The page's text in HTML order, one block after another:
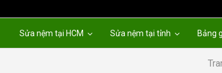
Sửa nệm tại HCM Sửa nệm tại tỉnh Bảng